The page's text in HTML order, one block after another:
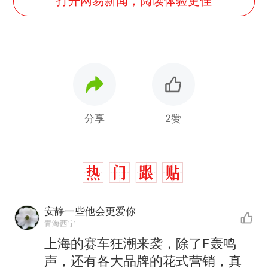
分享 2赞
安静一些他会更爱你
青海西宁
上海的赛车狂潮来袭，除了F轰鸣
声，还有各大品牌的花式营销，真